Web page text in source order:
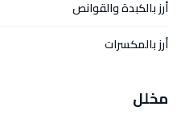
أرز بالكبدة والقوانص
أرز بالمكسرات
مخلل